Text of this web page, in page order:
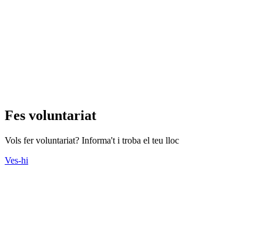
Fes voluntariat
Vols fer voluntariat? Informa't i troba el teu lloc
Ves-hi